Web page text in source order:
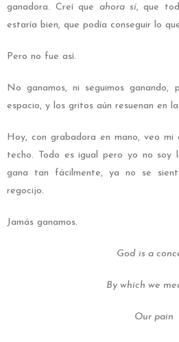
ganadora. Creí que ahora sí, que
estaría bien, que podía conseguir lo
Pero no fue así.
No ganamos, ni seguimos ganando,
espacio, y los gritos aún resuenan en
Hoy, con grabadora en mano, veo mi
techo. Todo es igual pero yo no soy
gana tan fácilmente, ya no se
regocijo.
Jamás ganamos.
God is a
By which we
Our pain